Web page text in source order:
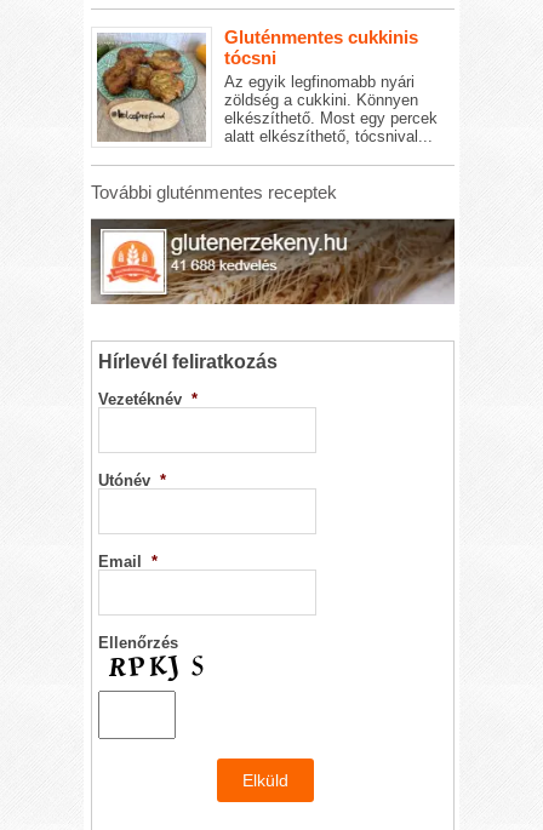
Gluténmentes cukkinis
tócsni
Az egyik legfinomabb nyári
zöldség a cukkini. Könnyen
elkészíthető. Most egy percek
alatt elkészíthető, tócsnival...
További gluténmentes receptek
Hírlevél feliratkozás
Vezetéknév *
Utónév *
Email *
Ellenőrzés